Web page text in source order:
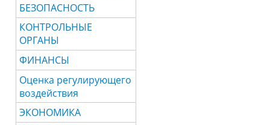
БЕЗОПАСНОСТЬ
КОНТРОЛЬНЫЕ
ОРГАНЫ
ФИНАНСЫ
Оценка регулирующего
воздействия
ЭКОНОМИКА